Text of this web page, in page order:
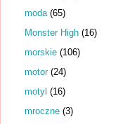
moda (65)
Monster High (16)
morskie (106)
motor (24)
motyl (16)
mroczne (3)